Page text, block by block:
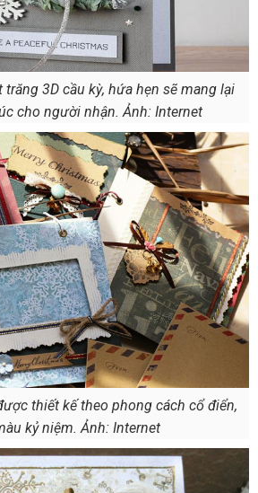
3D cầu kỳ, hứa hẹn sẽ mang lại
cho người nhận. Ảnh: Internet
thiết kế theo phong cách cổ điển,
kỷ niệm. Ảnh: Internet